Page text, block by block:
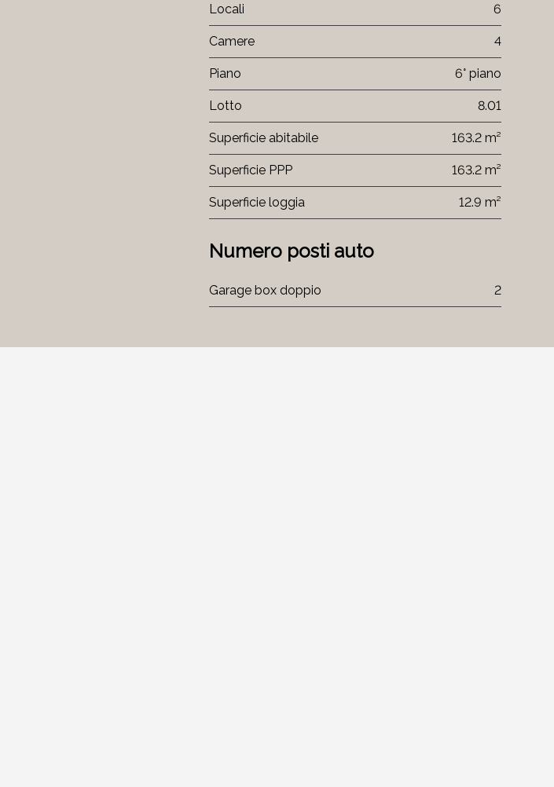
Locali 6
Camere 4
Piano 6° piano
Lotto 8.01
Superficie abitabile 163.2 m²
Superficie PPP 163.2 m²
Superficie loggia 12.9 m²
Numero posti auto
Garage box doppio 2